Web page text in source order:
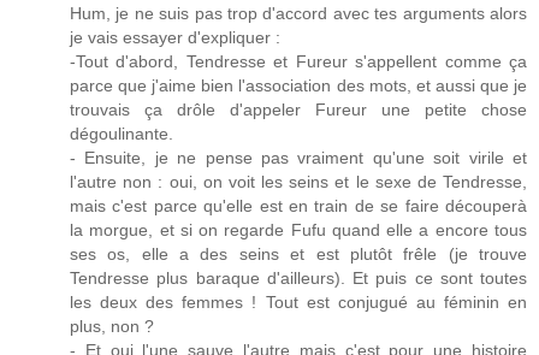
Hum, je ne suis pas trop d'accord avec tes arguments alors
je vais essayer d'expliquer :
-Tout d'abord, Tendresse et Fureur s'appellent comme ça
parce que j'aime bien l'association des mots, et aussi que je
trouvais ça drôle d'appeler Fureur une petite chose
dégoulinante.
- Ensuite, je ne pense pas vraiment qu'une soit virile et
l'autre non : oui, on voit les seins et le sexe de Tendresse,
mais c'est parce qu'elle est en train de se faire découperà
la morgue, et si on regarde Fufu quand elle a encore tous
ses os, elle a des seins et est plutôt frêle (je trouve
Tendresse plus baraque d'ailleurs). Et puis ce sont toutes
les deux des femmes ! Tout est conjugué au féminin en
plus, non ?
- Et oui l'une sauve l'autre mais c'est pour une histoire